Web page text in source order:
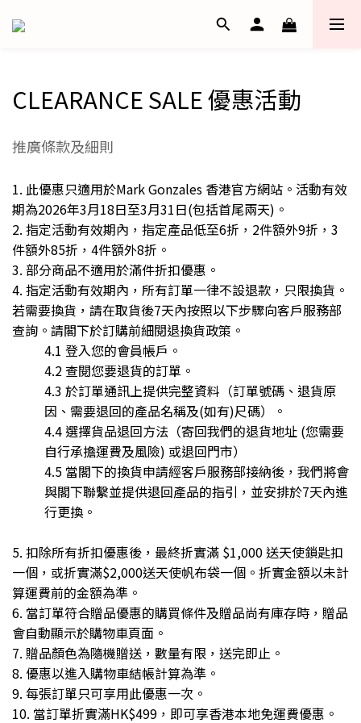
CLEARANCE SALE 優惠活動
推廣條款及細則
1. 此優惠只適用於Mark Gonzales 香港官方網站。活動有效
期為2026年3月18日至3月31日(包括首尾兩天)。
2. 指定活動有效期內，指定產品低至6折，2件額外9折，3
件額外85折，4件額外8折。
3. 部分商品不適用於滿件折扣優惠。
4. 指定活動有效期內，所有訂單一律不設退款，只限換貨。
若需要換貨，請在取貨後7天內按照以下步驟向客戶服務部
查詢。請閣下於訂購前細閱退換貨政策 。
4.1 登入您的會員帳戶。
4.2 查閱您要退貨的訂單。
4.3 於訂單通訊上提供完整資料（訂單號碼、退貨原
因、需要退回的產品名稱及(如有)尺碼）。
4.4 選擇貨品退回方法（寄回我們的退貨地址 (您需要
自行承擔運費及風險) 或退回門市）
4.5 當閣下的換貨申請經客戶服務部接納後，我們將會
與閣下聯繫並提供退回產品的指引，並安排於7天內進
行更換。
5. 扣除所有折扣優惠後，最終折實滿 $1,000 送天使鎖匙扣
一個，或折實滿$2,000送天使帆布袋一個。折實金額以未計
算運費前的金額為準。
6. 當訂單符合贈品優惠的購買條件及贈品尚有庫存時，贈品
會自動顯示於購物車頁面。
7. 贈品顏色為隨機贈送，數量有限，送完即止。
8. 優惠以進入購物車結帳計算為準。
9. 每張訂單只可享用此優惠一次。
10. 當訂單折實滿HK$499，即可享香港本地免運費優惠。